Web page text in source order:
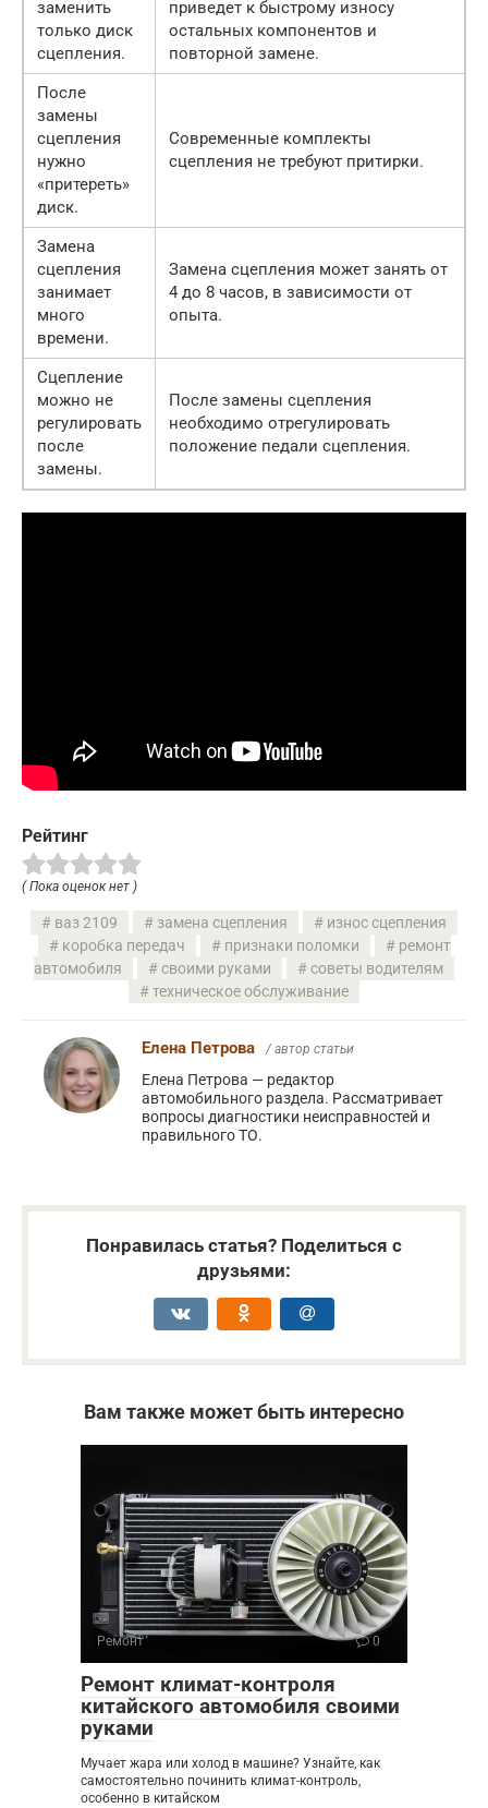
заменить
только диск
сцепления.
приведет к быстрому износу
остальных компонентов и
повторной замене.
После
замены
сцепления
нужно
«притереть»
диск.
Современные комплекты
сцепления не требуют притирки.
Замена
сцепления
занимает
много
времени.
Замена сцепления может занять от
4 до 8 часов, в зависимости от
опыта.
Сцепление
можно не
регулировать
после
замены.
После замены сцепления
необходимо отрегулировать
положение педали сцепления.
Рейтинг
( Пока оценок нет )
ваз 2109 замена сцепления
износ сцепления
коробка передач
признаки поломки
ремонт
автомобиля
своими руками
советы водителям
техническое обслуживание
Елена Петрова / автор статьи
Елена Петрова — редактор
автомобильного раздела. Рассматривает
вопросы диагностики неисправностей и
правильного ТО.
Понравилась статья? Поделиться с
друзьями:
Вам также может быть интересно
Ремонт 0
Ремонт климат-контроля
китайского автомобиля своими
руками
Мучает жара или холод в машине? Узнайте, как
самостоятельно починить климат-контроль,
особенно в китайском